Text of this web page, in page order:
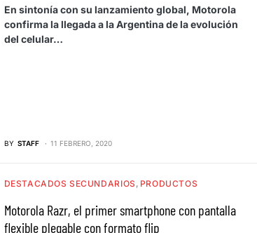
En sintonía con su lanzamiento global, Motorola
confirma la llegada a la Argentina de la evolución
del celular…
BY STAFF 11 FEBRERO, 2020
DESTACADOS SECUNDARIOS PRODUCTOS
Motorola Razr, el primer smartphone con pantalla
flexible plegable con formato flip